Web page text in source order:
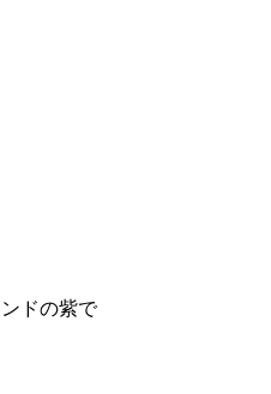
ドの紫で